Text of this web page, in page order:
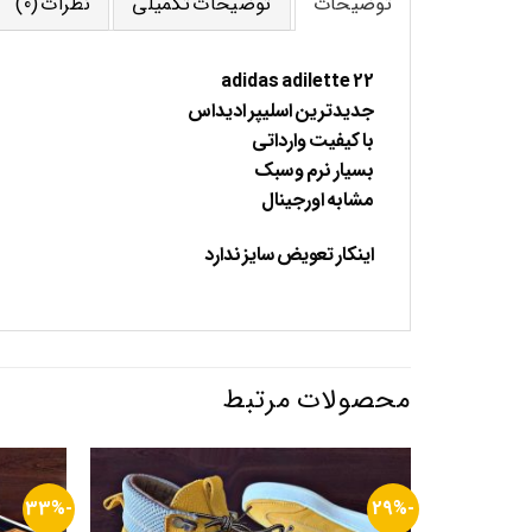
adidas adilette 22
جدیدترین اسلیپر ادیداس
با کیفیت وارداتی
بسیار نرم و سبک
مشابه اورجینال
اینکار تعویض سایز ندارد
محصولات مرتبط
-29%
-33%